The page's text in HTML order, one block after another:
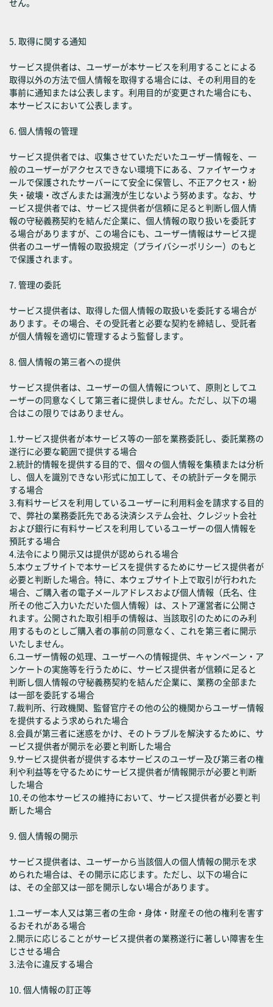
せん。
5. 取得に関する通知
サービス提供者は、ユーザーが本サービスを利用することによる
取得以外の方法で個人情報を取得する場合には、その利用目的を
事前に通知または公表します。利用目的が変更された場合にも、
本サービスにおいて公表します。
6. 個人情報の管理
サービス提供者では、収集させていただいたユーザー情報を、一
般のユーザーがアクセスできない環境下にある、ファイヤーウォ
ールで保護されたサーバーにて安全に保管し、不正アクセス・紛
失・破壊・改ざんまたは漏洩が生じないよう努めます。なお、サ
ービス提供者では、サービス提供者が信頼に足ると判断し個人情
報の守秘義務契約を結んだ企業に、個人情報の取り扱いを委託す
る場合がありますが、この場合にも、ユーザー情報はサービス提
供者のユーザー情報の取扱規定（プライバシーポリシー）のもと
で保護されます。
7. 管理の委託
サービス提供者は、取得した個人情報の取扱いを委託する場合が
あります。その場合、その受託者と必要な契約を締結し、受託者
が個人情報を適切に管理するよう監督します。
8. 個人情報の第三者への提供
サービス提供者は、ユーザーの個人情報について、原則としてユ
ーザーの同意なくして第三者に提供しません。ただし、以下の場
合はこの限りではありません。
1.サービス提供者が本サービス等の一部を業務委託し、委託業務の
遂行に必要な範囲で提供する場合
2.統計的情報を提供する目的で、個々の個人情報を集積または分析
し、個人を識別できない形式に加工して、その統計データを開示
する場合
3.有料サービスを利用しているユーザーに利用料金を請求する目的
で、弊社の業務委託先である決済システム会社、クレジット会社
および銀行に有料サービスを利用しているユーザーの個人情報を
預託する場合
4.法令により開示又は提供が認められる場合
5.本ウェブサイトで本サービスを提供するためにサービス提供者が
必要と判断した場合。特に、本ウェブサイト上で取引が行われた
場合、ご購入者の電子メールアドレスおよび個人情報（氏名、住
所その他ご入力いただいた個人情報）は、ストア運営者に公開さ
れます。公開された取引相手の情報は、当該取引のためにのみ利
用するものとしご購入者の事前の同意なく、これを第三者に開示
いたしません。
6.ユーザー情報の処理、ユーザーへの情報提供、キャンペーン・ア
ンケートの実施等を行うために、サービス提供者が信頼に足ると
判断し個人情報の守秘義務契約を結んだ企業に、業務の全部また
は一部を委託する場合
7.裁判所、行政機関、監督官庁その他の公的機関からユーザー情報
を提供するよう求められた場合
8.会員が第三者に迷惑をかけ、そのトラブルを解決するために、サ
ービス提供者が開示を必要と判断した場合
9.サービス提供者が提供する本サービスのユーザー及び第三者の権
利や利益等を守るためにサービス提供者が情報開示が必要と判断
した場合
10.その他本サービスの維持において、サービス提供者が必要と判
断した場合
9. 個人情報の開示
サービス提供者は、ユーザーから当該個人の個人情報の開示を求
められた場合は、その開示に応じます。ただし、以下の場合に
は、その全部又は一部を開示しない場合があります。
1.ユーザー本人又は第三者の生命・身体・財産その他の権利を害す
るおそれがある場合
2.開示に応じることがサービス提供者の業務遂行に著しい障害を生
じさせる場合
3.法令に違反する場合
10. 個人情報の訂正等